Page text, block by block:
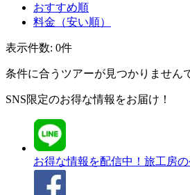
おすすめ順
料金（安い順）
表示件数: 0件
条件に合うツアーが見つかりません
SNS限定のお得な情報をお届け！
お得な情報を配信中！ 旅工房